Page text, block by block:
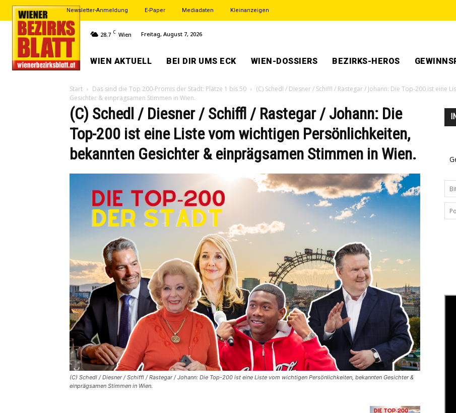
Newsletter-Anmeldung E-Paper Mediadaten Kleinanzeigen
28.7 C Wien Freitag, August 7, 2026
WIEN AKTUELL BEI DIR UMS ECK WIEN-DOSSIERS BEZIRKS-HEROS
Start Das sind die Top 200-Promis der Stadt: Plätze 1 bis 50
(C) Schedl / Diesner / Schiffl / Rastegar / Johann: Die Top-200 ist eine
Gesichter & einprägsamen Stimmen in Wien.
(C) Schedl / Diesner / Schiffl / Rastegar / Johann: Die
Top-200 ist eine Liste vom wichtigen Persönlichkeiten,
bekannten Gesichter & einprägsamen Stimmen in Wien.
(C) Schedl / Diesner / Schiffl / Rastegar / Johann: Die Top-200 ist eine Liste vom wichtigen Persönlichkeiten, bekannten Gesichter &
einprägsamen Stimmen in Wien.